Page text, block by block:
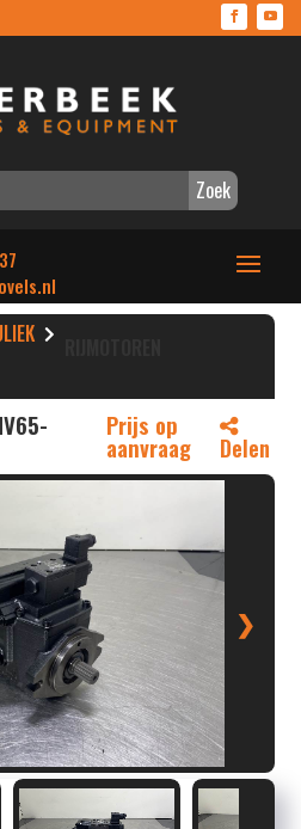
Zoek
Prijs op
aanvraag Delen
❯